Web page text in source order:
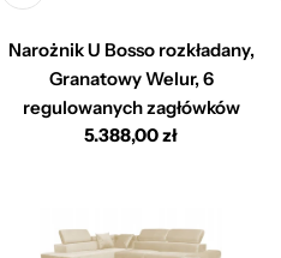
Narożnik U Bosso rozkładany,
Granatowy Welur, 6
regulowanych zagłówków
Cena
5.388,00 zł